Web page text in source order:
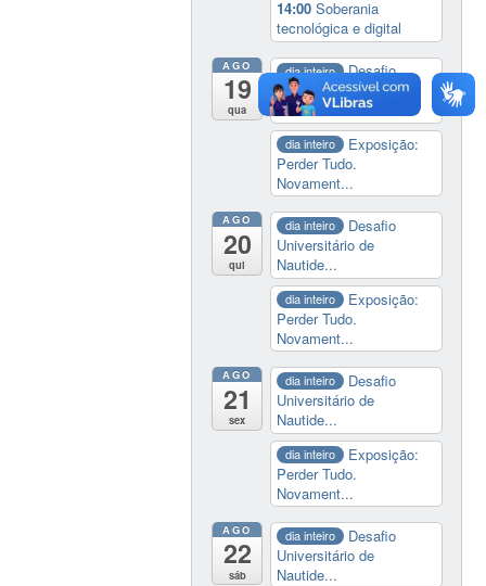
14:00Soberania
tecnológica e digital
AGO
19
qua
dia inteiro
Desafio
Universitário de
Nautide...
dia inteiro
Exposição:
Perder Tudo.
Novament...
AGO
20
qui
dia inteiro
Desafio
Universitário de
Nautide...
dia inteiro
Exposição:
Perder Tudo.
Novament...
AGO
21
sex
dia inteiro
Desafio
Universitário de
Nautide...
dia inteiro
Exposição:
Perder Tudo.
Novament...
AGO
22
sáb
dia inteiro
Desafio
Universitário de
Nautide...